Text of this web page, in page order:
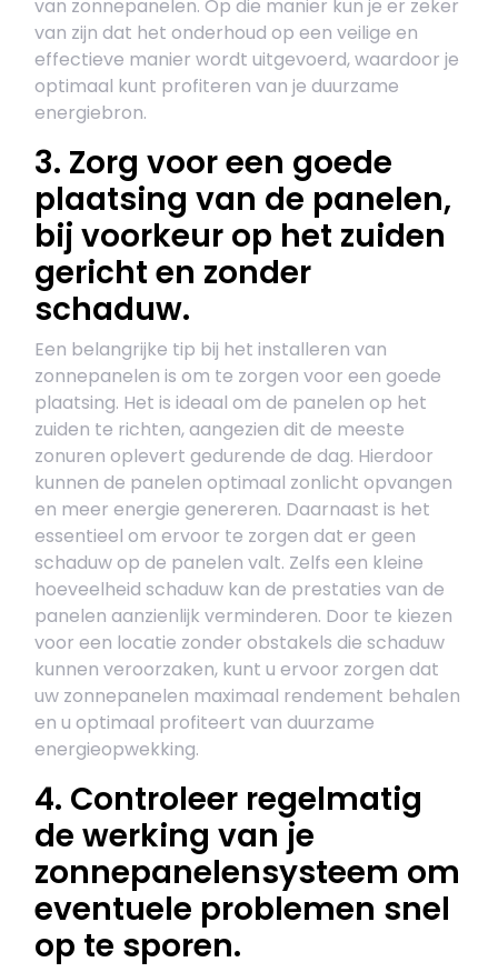
van zonnepanelen. Op die manier kun je er zeker
van zijn dat het onderhoud op een veilige en
effectieve manier wordt uitgevoerd, waardoor je
optimaal kunt profiteren van je duurzame
energiebron.
3. Zorg voor een goede
plaatsing van de panelen,
bij voorkeur op het zuiden
gericht en zonder
schaduw.
Een belangrijke tip bij het installeren van
zonnepanelen is om te zorgen voor een goede
plaatsing. Het is ideaal om de panelen op het
zuiden te richten, aangezien dit de meeste
zonuren oplevert gedurende de dag. Hierdoor
kunnen de panelen optimaal zonlicht opvangen
en meer energie genereren. Daarnaast is het
essentieel om ervoor te zorgen dat er geen
schaduw op de panelen valt. Zelfs een kleine
hoeveelheid schaduw kan de prestaties van de
panelen aanzienlijk verminderen. Door te kiezen
voor een locatie zonder obstakels die schaduw
kunnen veroorzaken, kunt u ervoor zorgen dat
uw zonnepanelen maximaal rendement behalen
en u optimaal profiteert van duurzame
energieopwekking.
4. Controleer regelmatig
de werking van je
zonnepanelensysteem om
eventuele problemen snel
op te sporen.